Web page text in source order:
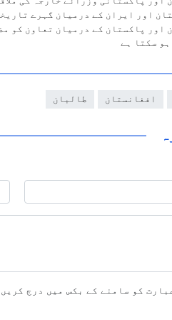
اور ایران کے درمیان گہرے
اور پاکستان کے درمیان تعاون کو
ہو سکتا ہے
افغانستان طالبان
کو سامنے کے بکس میں درج کریں